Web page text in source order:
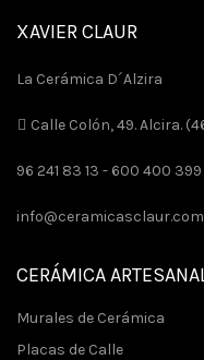
XAVIER CLAUR
La Cerámica D´Alzira
Calle Colón, 49. Alcira.
96 241 83 13 - 600 400 399
info@ceramicasclaur.com
CERÁMICA
Murales de Cerámica
Placas de Calle